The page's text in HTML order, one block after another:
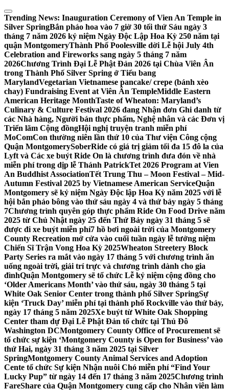
Skip
to
content
Trending News: Inauguration Ceremony of Vien An Temple in
Silver SpringBắn pháo hoa vào 7 giờ 30 tối thứ Sáu ngày 3
tháng 7 năm 2026 kỷ niệm Ngày Độc Lập Hoa Kỳ 250 năm tại
quận MontgomeryThành Phố Poolesville dời Lễ hội July 4th
Celebration and Fireworks sang ngày 5 tháng 7 năm
2026Chương Trình Đại Lễ Phật Đản 2026 tại Chùa Viên Ân
trong Thành Phố Silver Spring ở Tiểu bang
MarylandVegetarian Vietnamese pancake/ crepe (bánh xèo
chay) Fundraising Event at Viên Ân TempleMiddle Eastern
American Heritage MonthTaste of Wheaton: Maryland’s
Culinary & Culture Festival 2026 đang Nhận đơn Ghi danh từ
các Nhà hàng, Người bán thực phẩm, Nghệ nhân và các Đơn vị
Triển lãm Cộng đồngHội nghị truyện tranh miễn phí
MoComCon thường niên lần thứ 10 của Thư viện Công cộng
Quận MontgomerySoberRide có giá trị giảm tối đa 15 đô la của
Lyft và Các xe buýt Ride On là chương trình đưa đón về nhà
miễn phí trong dịp lễ Thánh PatrickTet 2026 Program at Vien
An Buddhist AssociationTết Trung Thu – Moon Festival – Mid-
Autumn Festival 2025 by Vietnamese American ServiceQuận
Montgomery sẽ kỷ niệm Ngày Độc lập Hoa Kỳ năm 2025 với lễ
hội bắn pháo bông vào thứ sáu ngày 4 và thứ bảy ngày 5 tháng
7Chương trình quyên góp thực phẩm Ride On Food Drive năm
2025 từ Chủ Nhật ngày 25 đến Thứ Bảy ngày 31 tháng 5 sẽ
được đi xe buýt miễn phí7 hồ bơi ngoài trời của Montgomery
County Recreation mở cửa vào cuối tuần ngày lễ tưởng niệm
Chiến Sĩ Trận Vong Hoa Kỳ 2025Wheaton Streetery Block
Party Series ra mắt vào ngày 17 tháng 5 với chương trình ăn
uống ngoài trời, giải trí trực và chương trình dành cho gia
đìnhQuận Montgomery sẽ tổ chức Lễ kỷ niệm cộng đồng cho
‘Older Americans Month’ vào thứ sáu, ngày 30 tháng 5 tại
White Oak Senior Center trong thành phố Silver SpringSự
kiện ‘Truck Day’ miễn phí tại thành phố Rockville vào thứ bảy,
ngày 17 tháng 5 năm 2025Xe buýt từ White Oak Shopping
Center tham dự Đại Lễ Phật Đản tổ chức tại Thủ Đô
Washington DCMontgomery County Office of Procurement sẽ
tổ chức sự kiện ‘Montgomery County is Open for Business’ vào
thứ Hai, ngày 31 tháng 3 năm 2025 tại Silver
SpringMontgomery County Animal Services and Adoption
Cente tổ chức Sự kiện Nhận nuôi Chó miễn phí “Find Your
Lucky Pup” từ ngày 14 đến 17 tháng 3 năm 2025Chương trình
FareShare của Quận Montgomery cung cấp cho Nhân viên làm